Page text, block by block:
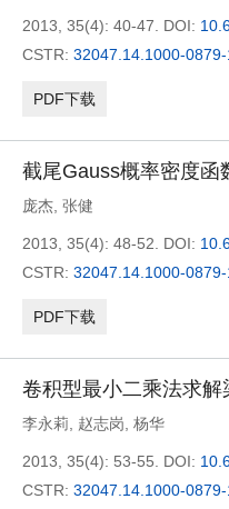
2013, 35(4): 40-47. DOI:
CSTR: 32047.14.1000-
PDF下载
截尾Gauss概率密度函
庞杰 张健
2013, 35(4): 48-52. DOI:
CSTR: 32047.14.1000-
PDF下载
卷积型最小二乘法求解
李永莉 赵志岗 杨华
2013, 35(4): 53-55. DOI:
CSTR: 32047.14.1000-